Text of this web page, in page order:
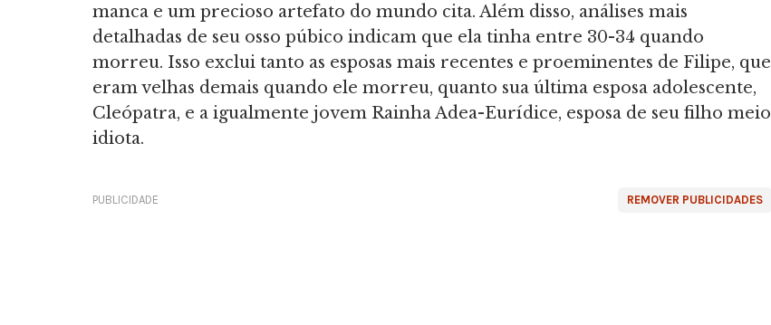
manca e um precioso artefato do mundo cita. Além disso, análises mais
detalhadas de seu osso púbico indicam que ela tinha entre 30-34 quando
morreu. Isso exclui tanto as esposas mais recentes e proeminentes de Filipe, que
eram velhas demais quando ele morreu, quanto sua última esposa adolescente,
Cleópatra, e a igualmente jovem Rainha Adea-Eurídice, esposa de seu filho meio
idiota.
REMOVER PUBLICIDADES
PUBLICIDADE